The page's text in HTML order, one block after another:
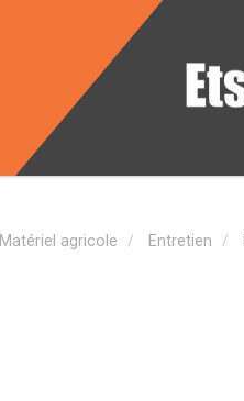
Matériel agricole Entretien